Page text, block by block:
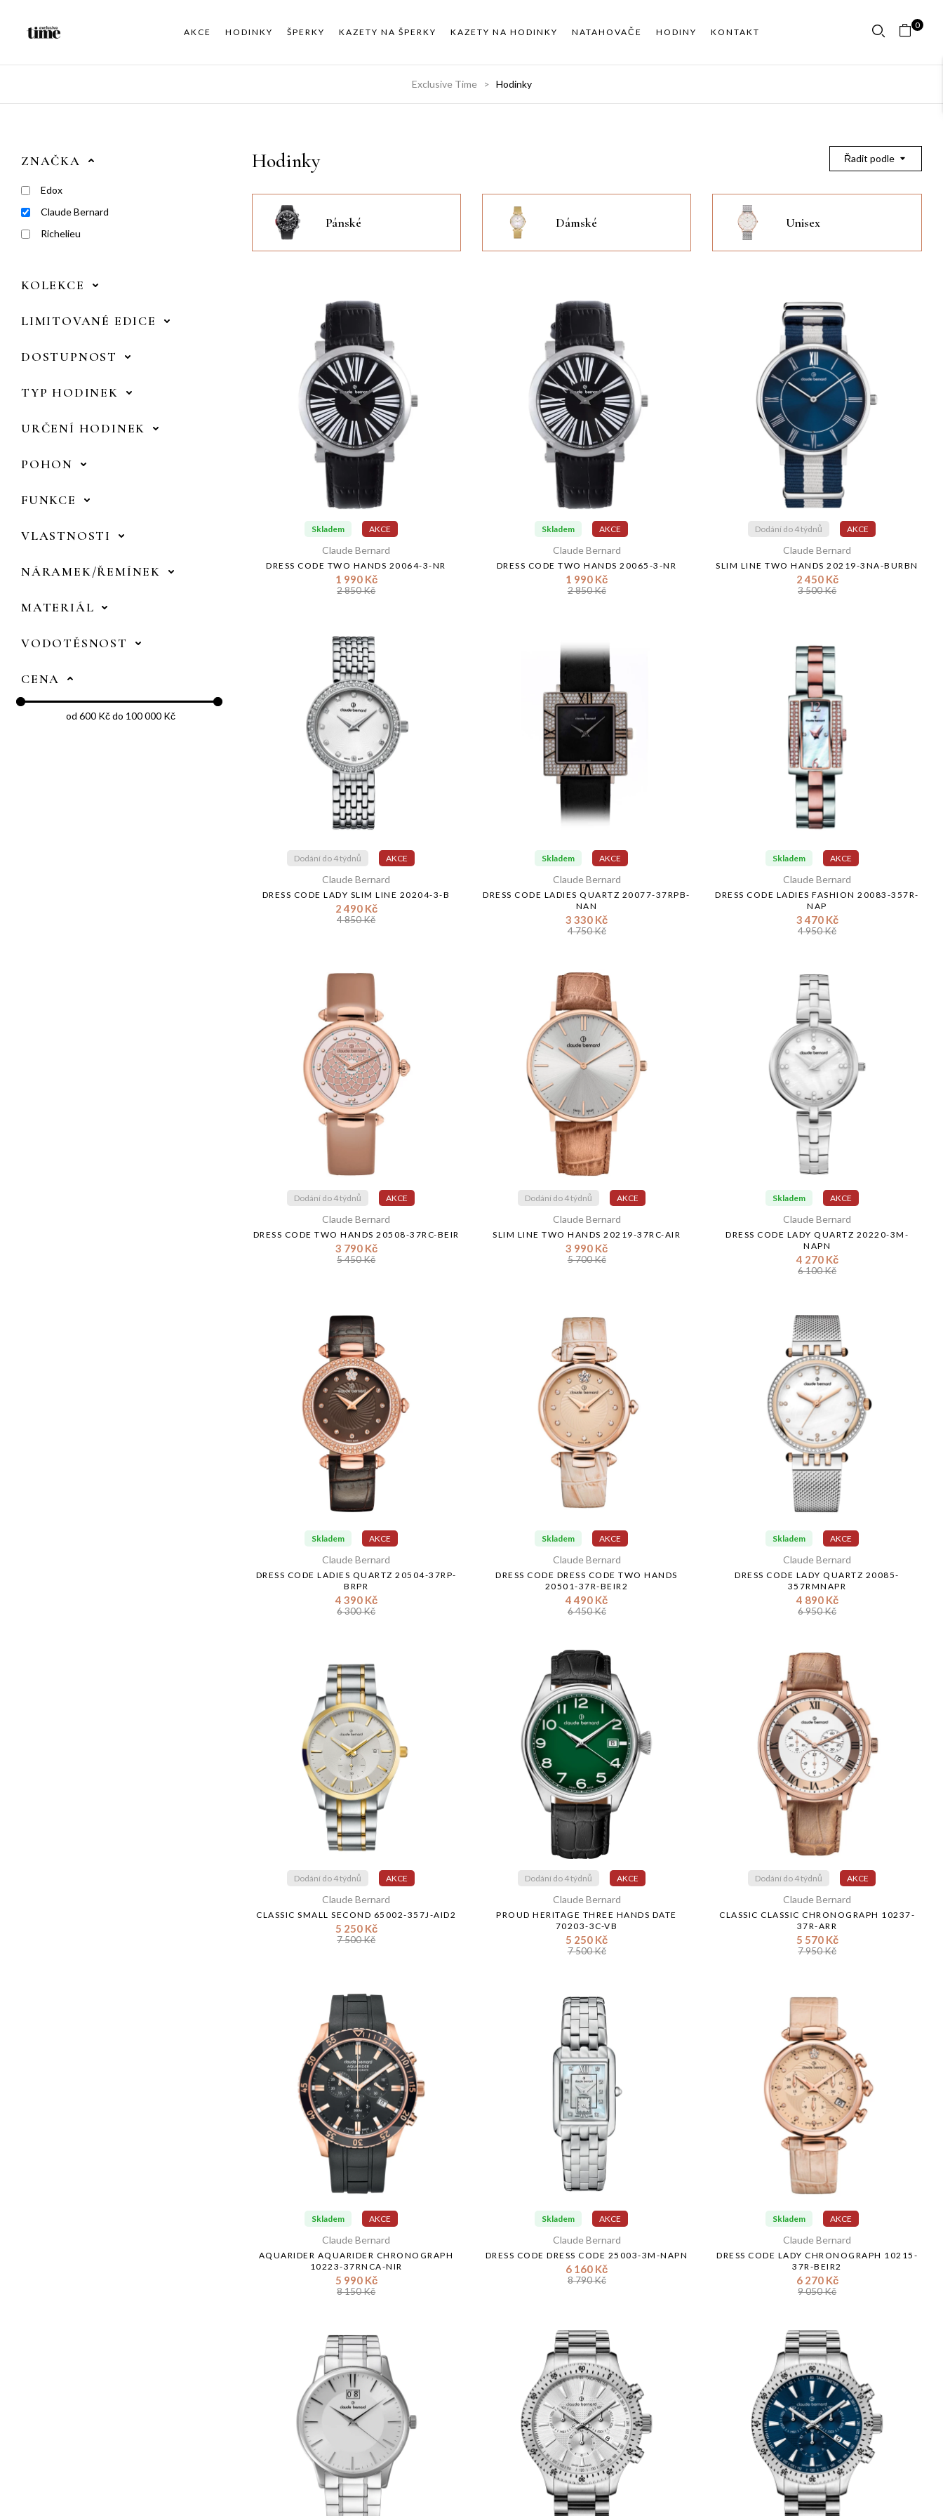
AKCE HODINKY ŠPERKY KAZETY NA ŠPERKY KAZETY NA HODINKY NATAHOVAČE HODINY KONTAKT
0
Exclusive Time Hodinky
ZNAČKA
Edox
Claude Bernard
Richelieu
KOLEKCE
LIMITOVANÉ EDICE
DOSTUPNOST
TYP HODINEK
URČENÍ HODINEK
POHON
FUNKCE
VLASTNOSTI
NÁRAMEK/ŘEMÍNEK
MATERIÁL
VODOTĚSNOST
CENA
od 600 Kč do 100 000 Kč
Hodinky Řadit podle
Pánské Dámské Unisex
Skladem AKCE
Claude Bernard
DRESS CODE TWO HANDS 20064-3-NR
1 990 Kč
2 850 Kč
Skladem AKCE
Claude Bernard
DRESS CODE TWO HANDS 20065-3-NR
1 990 Kč
2 850 Kč
Dodání do 4 týdnů AKCE
Claude Bernard
SLIM LINE TWO HANDS 20219-3NA-BURBN
2 450 Kč
3 500 Kč
Dodání do 4 týdnů AKCE
Claude Bernard
DRESS CODE LADY SLIM LINE 20204-3-B
2 490 Kč
4 850 Kč
Skladem AKCE
Claude Bernard
DRESS CODE LADIES QUARTZ 20077-37RPB-
NAN
3 330 Kč
4 750 Kč
Skladem AKCE
Claude Bernard
DRESS CODE LADIES FASHION 20083-357R-
NAP
3 470 Kč
4 950 Kč
Dodání do 4 týdnů AKCE
Claude Bernard
DRESS CODE TWO HANDS 20508-37RC-BEIR
3 790 Kč
5 450 Kč
Dodání do 4 týdnů AKCE
Claude Bernard
SLIM LINE TWO HANDS 20219-37RC-AIR
3 990 Kč
5 700 Kč
Skladem AKCE
Claude Bernard
DRESS CODE LADY QUARTZ 20220-3M-
NAPN
4 270 Kč
6 100 Kč
Skladem AKCE
Claude Bernard
DRESS CODE LADIES QUARTZ 20504-37RP-
BRPR
4 390 Kč
6 300 Kč
Skladem AKCE
Claude Bernard
DRESS CODE DRESS CODE TWO HANDS
20501-37R-BEIR2
4 490 Kč
6 450 Kč
Skladem AKCE
Claude Bernard
DRESS CODE LADY QUARTZ 20085-
357RMNAPR
4 890 Kč
6 950 Kč
Dodání do 4 týdnů AKCE
Claude Bernard
CLASSIC SMALL SECOND 65002-357J-AID2
5 250 Kč
7 500 Kč
Dodání do 4 týdnů AKCE
Claude Bernard
PROUD HERITAGE THREE HANDS DATE
70203-3C-VB
5 250 Kč
7 500 Kč
Dodání do 4 týdnů AKCE
Claude Bernard
CLASSIC CLASSIC CHRONOGRAPH 10237-
37R-ARR
5 570 Kč
7 950 Kč
Skladem AKCE
Claude Bernard
AQUARIDER AQUARIDER CHRONOGRAPH
10223-37RNCA-NIR
5 990 Kč
8 150 Kč
Skladem AKCE
Claude Bernard
DRESS CODE DRESS CODE 25003-3M-NAPN
6 160 Kč
8 790 Kč
Skladem AKCE
Claude Bernard
DRESS CODE LADY CHRONOGRAPH 10215-
37R-BEIR2
6 270 Kč
9 050 Kč